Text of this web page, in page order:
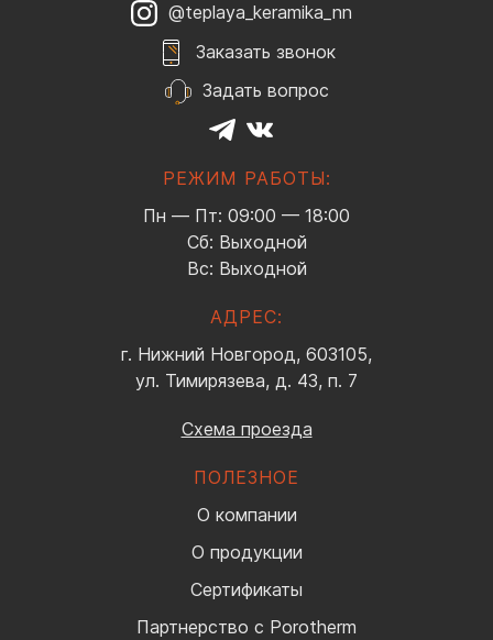
@teplaya_keramika_nn
Заказать звонок
Задать вопрос
РЕЖИМ РАБОТЫ:
Пн — Пт: 09:00 — 18:00
Сб: Выходной
Вс: Выходной
АДРЕС:
г. Нижний Новгород, 603105,
ул. Тимирязева, д. 43, п. 7
Схема проезда
ПОЛЕЗНОЕ
О компании
О продукции
Сертификаты
Партнерство с Porotherm